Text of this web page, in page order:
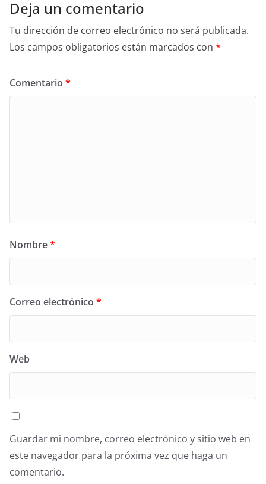
Deja un comentario
Tu dirección de correo electrónico no será publicada.
Los campos obligatorios están marcados con *
Comentario *
Nombre*
Correo electrónico *
Web
Guardar mi nombre, correo electrónico y sitio web en
este navegador para la próxima vez que haga un
comentario.